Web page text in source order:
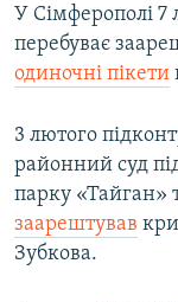
У Сімферополі 7
перебуває
одиночні пікети
3 лютого
районний суд
парку «Тайган»
заарештував
Зубкова.